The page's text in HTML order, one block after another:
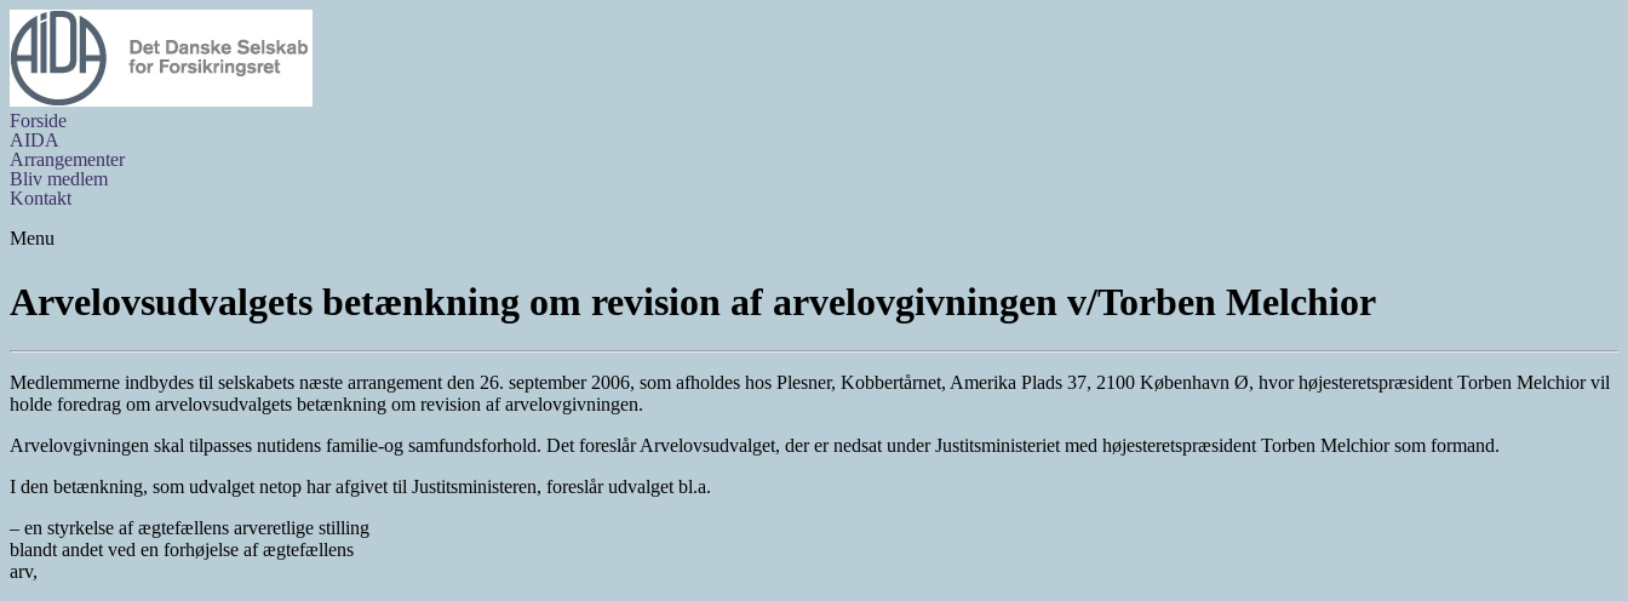
Forside
AIDA
Arrangementer
Bliv medlem
Kontakt
Menu
Arvelovsudvalgets betænkning om revision af arvelovgivningen v/Torben Melchior
Medlemmerne indbydes til selskabets næste arrangement den 26. september 2006, som afholdes hos Plesner, Kobbertårnet, Amerika Plads 37, 2100 København Ø, hvor højesteretspræsident Torben Melchior vil
holde foredrag om arvelovsudvalgets betænkning om revision af arvelovgivningen.
Arvelovgivningen skal tilpasses nutidens familie-og samfundsforhold. Det foreslår Arvelovsudvalget, der er nedsat under Justitsministeriet med højesteretspræsident Torben Melchior som formand.
I den betænkning, som udvalget netop har afgivet til Justitsministeren, foreslår udvalget bl.a.
– en styrkelse af ægtefællens arveretlige stilling
blandt andet ved en forhøjelse af ægtefællens
arv,